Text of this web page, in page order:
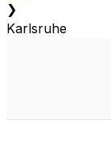
❯
Karlsruhe